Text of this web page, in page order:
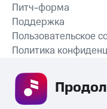
Питч-форма
Поддержка
Пользовательское
Политика